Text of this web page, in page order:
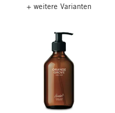
+ weitere Varianten